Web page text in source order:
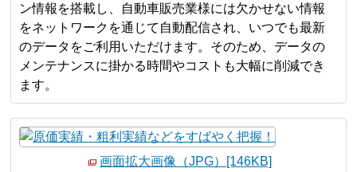
ン情報を搭載し、自動車販売業様には欠かせない情報
をネットワークを通じて自動配信され、いつでも最新
のデータをご利用いただけます。そのため、データの
メンテナンスに掛かる時間やコストも大幅に削減でき
ます。
画面拡大画像（JPG）[146KB]